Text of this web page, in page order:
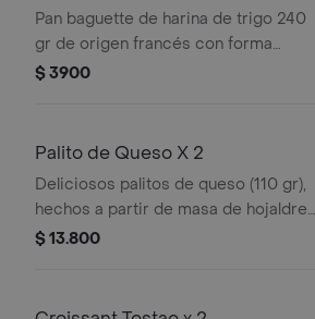
Pan baguette de harina de trigo 240
gr de origen francés con forma
alargada y corteza crujiente.
$ 3900
Palito de Queso X 2
Deliciosos palitos de queso (110 gr),
hechos a partir de masa de hojaldre
con relleno de queso
$ 13.800